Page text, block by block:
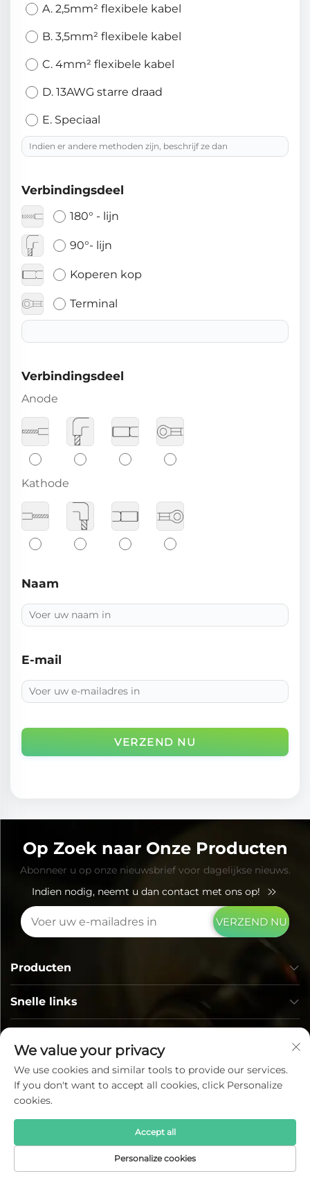
A. 2,5mm² flexibele kabel
B. 3,5mm² flexibele kabel
C. 4mm² flexibele kabel
D. 13AWG starre draad
E. Speciaal
Verbindingsdeel
180° - lijn
90°- lijn
Koperen kop
Terminal
Verbindingsdeel
Anode
Kathode
Naam
E-mail
VERZEND NU
Op Zoek naar Onze Producten
Abonneer u op onze nieuwsbrief voor dagelijkse nieuws.
Indien nodig, neemt u dan contact met ons op!
VERZEND NU
Snelle links
Producten
Copyright © Lumi Photoelectric Technology Co., Ltd. Alle
rechten voorbehouden —Privacybeleid
We value your privacy
We use cookies and similar tools to provide our services.
If you don't want to accept all cookies, click Personalize
cookies.
Personalize cookies
Accept all